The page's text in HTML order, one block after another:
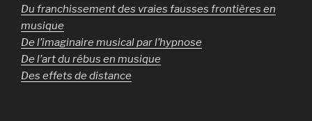
Du franchissement des vraies fausses frontières en
musique
De l’imaginaire musical par l’hypnose
De l’art du rébus en musique
Des effets de distance